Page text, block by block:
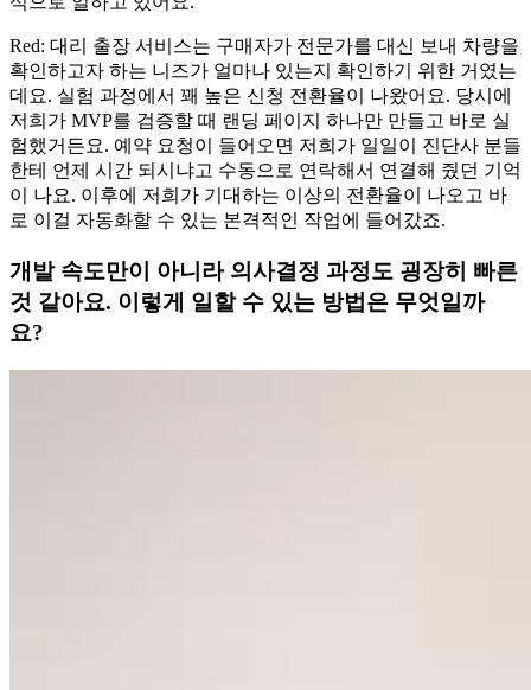
Red: 대리 출장 서비스는 구매자가 전문가를 대신 보내 차량을
확인하고자 하는 니즈가 얼마나 있는지 확인하기 위한 거였는
데요. 실험 과정에서 꽤 높은 신청 전환율이 나왔어요. 당시에
저희가 MVP를 검증할 때 랜딩 페이지 하나만 만들고 바로 실
험했거든요. 예약 요청이 들어오면 저희가 일일이 진단사 분들
한테 언제 시간 되시냐고 수동으로 연락해서 연결해 줬던 기억
이 나요. 이후에 저희가 기대하는 이상의 전환율이 나오고 바
로 이걸 자동화할 수 있는 본격적인 작업에 들어갔죠.
개발 속도만이 아니라 의사결정 과정도 굉장히 빠른
것 같아요. 이렇게 일할 수 있는 방법은 무엇일까
요?